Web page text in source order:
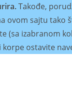
Takođe,
ovom sajtu tako
(sa izabranom
ostavite